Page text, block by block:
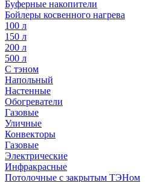
Буферные накопители
Бойлеры косвенного нагрева
100 л
150 л
200 л
500 л
С тэном
Напольный
Настенные
Обогреватели
Газовые
Уличные
Конвекторы
Газовые
Электрические
Инфракрасные
Потолочные с закрытым ТЭНом